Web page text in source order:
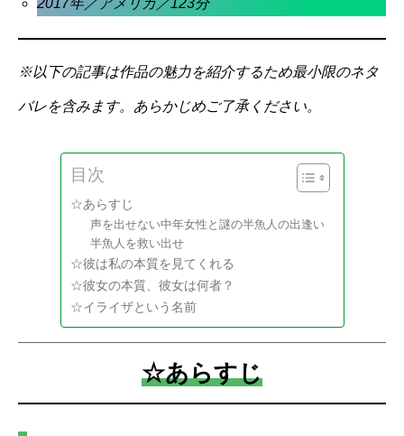
2017年／アメリカ／123分
※以下の記事は作品の魅力を紹介するため最小限のネタ
バレを含みます。あらかじめご了承ください。
目次
☆あらすじ
声を出せない中年女性と謎の半魚人の出逢い
半魚人を救い出せ
☆彼は私の本質を見てくれる
☆彼女の本質、彼女は何者？
☆イライザという名前
☆あらすじ